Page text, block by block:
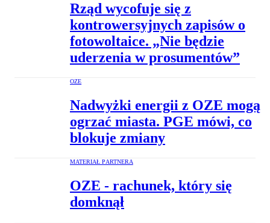
Rząd wycofuje się z
kontrowersyjnych zapisów o
fotowoltaice. „Nie będzie
uderzenia w prosumentów”
OZE
Nadwyżki energii z OZE mogą
ogrzać miasta. PGE mówi, co
blokuje zmiany
MATERIAŁ PARTNERA
OZE - rachunek, który się
domknął